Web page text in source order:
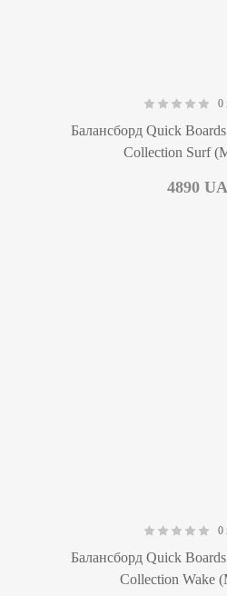
0
Балансборд Quick
Collection Surf
4890
0
Балансборд Quick
Collection Wake